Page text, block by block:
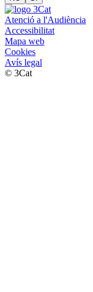
Atenció a l'Audiència
Accessibilitat
Mapa web
Cookies
Avís legal
© 3Cat